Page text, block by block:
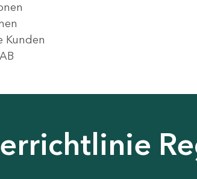
Kunden